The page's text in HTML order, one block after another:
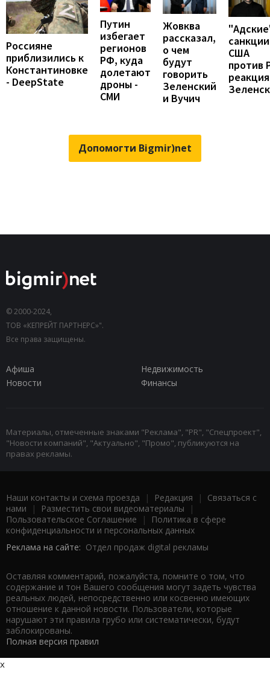
Россияне
приблизились к
Константиновке
- DeepState
Путин
избегает
регионов
РФ, куда
долетают
дроны -
СМИ
Жовква
рассказал,
о чем
будут
говорить
Зеленский
и Вучич
санкции
США
против
реакция
Допомогти Bigmir)net
© 2000-2024,
ТОВ «КЕПРЕЙТ ПАРТНЕРС»".
Все права защищены.
Афиша
Недвижимость
Новости
Финансы
Материалы, отмеченные знаками "Реклама", "PR", "Спецпроект",
"Новости компаний", "Актуально", "Промо", публикуются на
правах рекламы.
Наши контакты и схема проезда | Редакция | Связаться с
нами | Разместить свои видеоматериалы |
Пользовательское Соглашение |
Политика в сфере
конфиденциальности и персональных данных
Реклама на сайте: Отдел продаж digital рекламы
Оставляя комментарий, пожалуйста, помните о том, что
содержание и тон Вашего сообщения могут задеть чувства
реальных людей, непосредственно или косвенно имеющих
отношение к данной новости. Пользователи, которые
нарушают эти правила грубо или систематически, будут
заблокированы.
Полная версия правил
x